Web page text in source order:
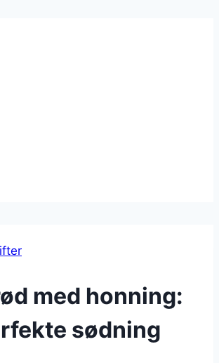
med honning:
sødning